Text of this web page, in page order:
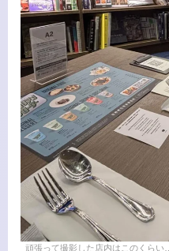
頑張って撮影した店内はこのくらい…